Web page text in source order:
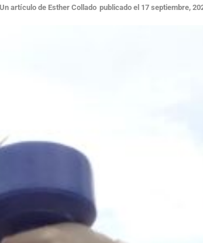
Un artículo de Esther Collado publicado el 17 septiembre,